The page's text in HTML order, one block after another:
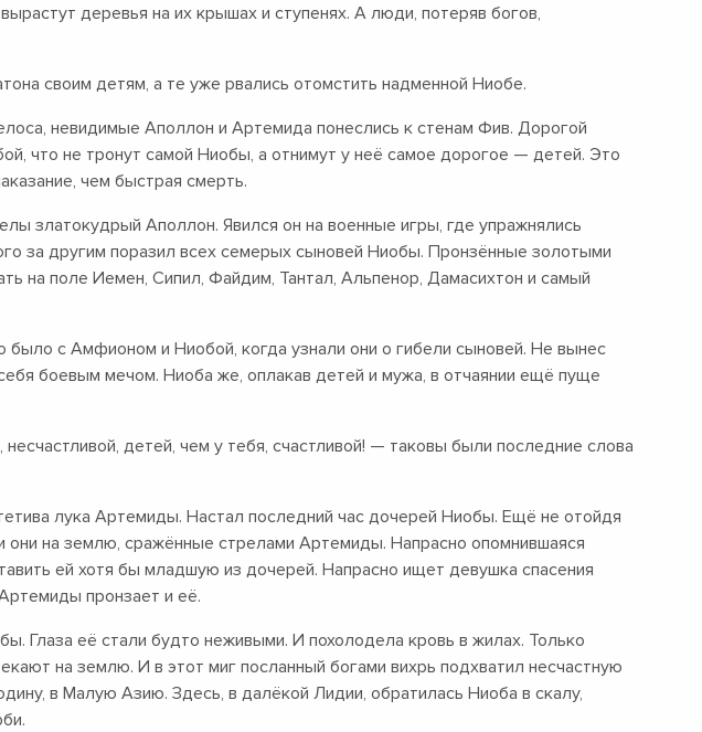
деревья на их крышах и ступенях. А люди, потеряв богов,
своим детям, а те уже рвались отомстить надменной Ниобе.
невидимые Аполлон и Артемида понеслись к стенам Фив. Дорогой
что не тронут самой Ниобы, а отнимут у неё самое дорогое — детей. Это
чем быстрая смерть.
златокудрый Аполлон. Явился он на военные игры, где упражнялись
за другим поразил всех семерых сыновей Ниобы. Пронзённые золотыми
на поле Иемен, Сипил, Файдим, Тантал, Альпенор, Дамасихтон и самый
было с Амфионом и Ниобой, когда узнали они о гибели сыновей. Не вынес
боевым мечом. Ниоба же, оплакав детей и мужа, в отчаянии ещё пуще
детей, чем у тебя, счастливой! — таковы были последние слова
лука Артемиды. Настал последний час дочерей Ниобы. Ещё не отойдя
они на землю, сражённые стрелами Артемиды. Напрасно опомнившаяся
ей хотя бы младшую из дочерей. Напрасно ищет девушка спасения
пронзает и её.
Глаза её стали будто неживыми. И похолодела кровь в жилах. Только
на землю. И в этот миг посланный богами вихрь подхватил несчастную
в Малую Азию. Здесь, в далёкой Лидии, обратилась Ниоба в скалу,